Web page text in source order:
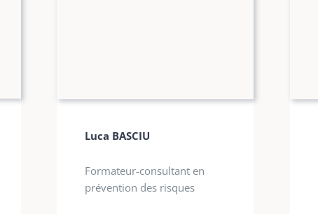
Luca BASCIU
Formateur-consultant en
prévention des risques